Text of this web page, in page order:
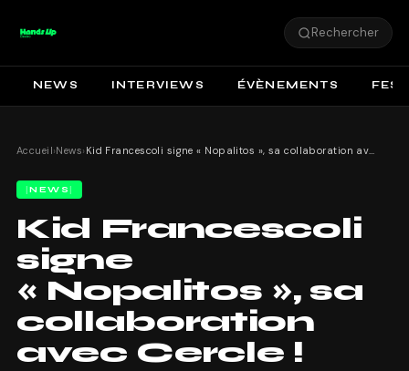
Rechercher
NEWS INTERVIEWS ÉVÈNEMENTS
Accueil›News› Kid Francescoli signe « Nopalitos », sa collaboration avec Cercle !
NEWS
Kid Francescoli
signe
« Nopalitos », sa
collaboration
avec Cercle !